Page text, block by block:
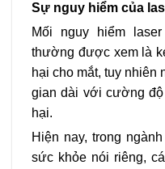
Sự nguy hiểm của
Mối nguy hiểm
thường được xem là
hại cho mắt, tuy nhiên
gian dài với cường
hại.
Hiện nay, trong
sức khỏe nói riêng,